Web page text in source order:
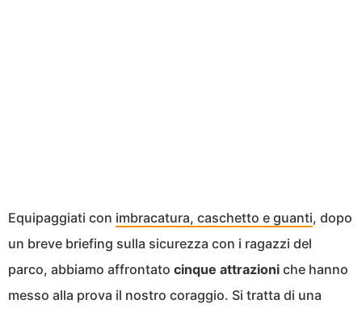
Equipaggiati con imbracatura, caschetto e guanti, dopo
un breve briefing sulla sicurezza con i ragazzi del
parco, abbiamo affrontato cinque attrazioni che hanno
messo alla prova il nostro coraggio. Si tratta di una